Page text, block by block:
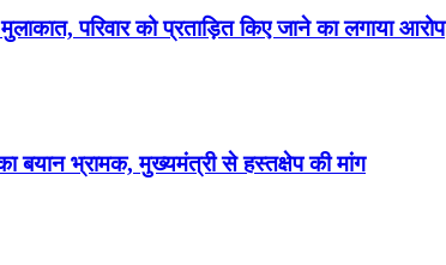
परिवार को प्रताड़ित किए जाने का लगाया आरोप
बयान भ्रामक, मुख्यमंत्री से हस्तक्षेप की मांग